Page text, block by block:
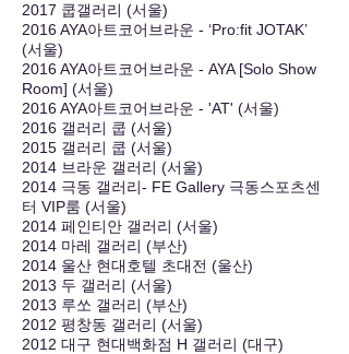
2017 쿱갤러리 (서울)
2016 AYA아트코어브라운 - ‘Pro:fit JOTAK’
(서울)
2016 AYA아트코어브라운 - AYA [Solo Show
Room] (서울)
2016 AYA아트코어브라운 - 'AT' (서울)
2016 갤러리 쿱 (서울)
2015 갤러리 쿱 (서울)
2014 브라운 갤러리 (서울)
2014 극동 갤러리- FE Gallery 극동스포츠센
터 VIP룸 (서울)
2014 페인티안 갤러리 (서울)
2014 마레 갤러리 (부산)
2014 울산 현대호텔 초대전 (울산)
2013 두 갤러리 (서울)
2013 루쏘 갤러리 (부산)
2012 평창동 갤러리 (서울)
2012 대구 현대백화점 H 갤러리 (대구)